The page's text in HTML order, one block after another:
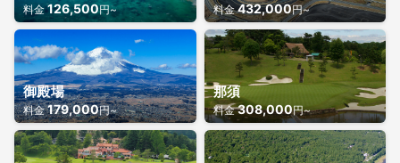
料金126,500円~ 料金432,000円~
御殿場
料金179,000円~
那須
料金308,000円~